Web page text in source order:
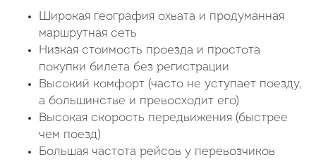
Широкая география охвата и продуманная
маршрутная сеть
Низкая стоимость проезда и простота
покупки билета без регистрации
Высокий комфорт (часто не уступает поезду,
а большинстве и превосходит его)
Высокая скорость передвижения (быстрее
чем поезд)
Большая частота рейсов у перевозчиков